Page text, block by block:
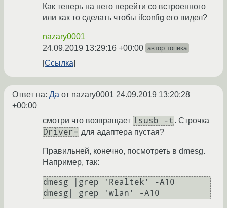
Как теперь на него перейти со встроенного
или как то сделать чтобы ifconfig его видел?
nazary0001
24.09.2019 13:29:16 +00:00 автор топика
Ссылка
Ответ на: Да от nazary0001 24.09.2019 13:20:28
+00:00
смотри что возвращает lsusb -t . Строчка
Driver= для адаптера пустая?
Правильней, конечно, посмотреть в dmesg.
Например, так:
dmesg |grep 'Realtek' -A10
dmesg| grep 'wlan' -A10